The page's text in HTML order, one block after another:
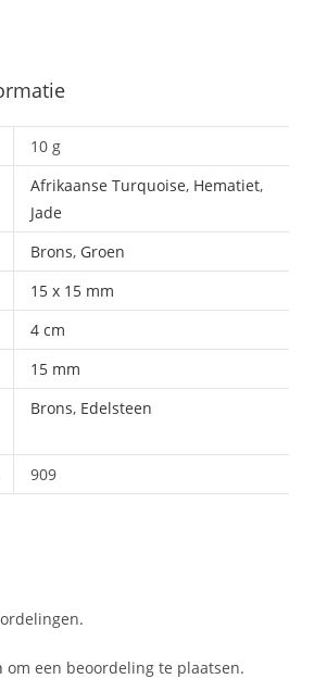
10 g
Afrikaanse Turquoise, Hematiet,
Jade
Brons, Groen
15 x 15 mm
4 cm
15 mm
Brons, Edelsteen
909
om een beoordeling te plaatsen.